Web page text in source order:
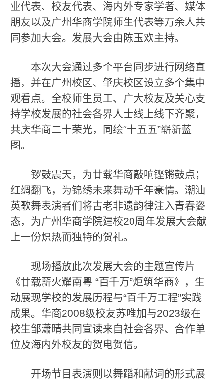
业代表、校友代表、海内外专家学者、媒体
朋友以及广州华商学院师生代表等万余人共
同参加大会。发展大会由陈玉欢主持。
本次大会通过多个平台同步进行网络直
播，并在广州校区、肇庆校区设立多个集中
观看点。全校师生员工、广大校友及关心支
持学校发展的社会各界人士线上线下齐聚，
共庆华商二十荣光，同绘“十五五”崭新蓝
图。
锣鼓震天，为廿载华商敲响铿锵鼓点；
红绸翻飞，为锦绣未来舞动千年豪情。潮汕
英歌舞表演者们将古老非遗韵律注入青春姿
态，为广州华商学院建校20周年发展大会献
上一份炽热而独特的贺礼。
现场播放此次发展大会的主题宣传片
《廿载薪火耀南粤 “百千万”炬筑华商》，生
动展现学校的发展历程与“百千万工程”实践
成果。华商2008级校友苏唯加与2023级在
校生邹潇晴共同宣读来自社会各界、合作单
位及海内外校友的贺电贺信。
开场节目表演则以舞蹈和献词的形式展